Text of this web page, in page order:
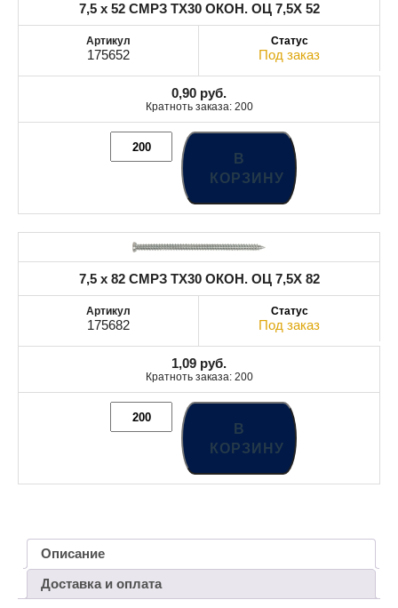
7,5 x 52 СМРЗ TX30 ОКОН. ОЦ 7,5X 52
175652 Под заказ
0,90 руб.
Кратноть заказа: 200
В
КОРЗИНУ
7,5 x 82 СМРЗ TX30 ОКОН. ОЦ 7,5X 82
175682 Под заказ
1,09 руб.
Кратноть заказа: 200
В
КОРЗИНУ
Описание
Доставка и оплата